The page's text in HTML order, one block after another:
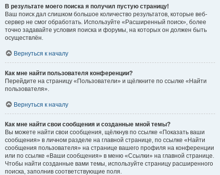
В результате моего поиска я получил пустую страницу!
Ваш поиск дал слишком большое количество результатов, которые веб-
сервер не смог обработать. Используйте «Расширенный поиск», более
точно задавайте условия поиска и форумы, на которых он должен быть
осуществлён.
Вернуться к началу
Как мне найти пользователя конференции?
Перейдите на страницу «Пользователи» и щёлкните по ссылке «Найти
пользователя».
Вернуться к началу
Как мне найти свои сообщения и созданные мной темы?
Вы можете найти свои сообщения, щёлкнув по ссылке «Показать ваши
сообщения» в личном разделе на главной странице, по ссылке «Найти
сообщения пользователя» на странице вашего профиля на конференции
или по ссылке «Ваши сообщения» в меню «Ссылки» на главной странице.
Чтобы найти созданные вами темы, используйте страницу расширенного
поиска, заполнив соответствующие поля.